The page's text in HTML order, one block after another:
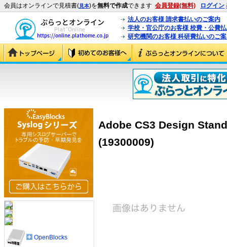
会員はオンラインで見積書(見本)を無料で作成できます 会員登録(無料) ログイン
法人のお客様 請求書払いのご案内
学校・官公庁のお客様 校費・公費
研究機関のお客様 科研費払いのご
Adobe CS3 Design
(19300009)
OpenBlocks